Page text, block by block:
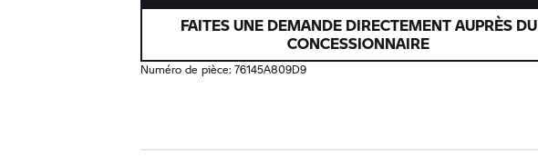
FAITES UNE DEMANDE DIRECTEMENT AUPRÈS DU
CONCESSIONNAIRE
Numéro de pièce:76145A809D9